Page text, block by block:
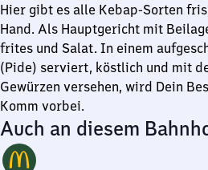
Uhr
Hier gibt es alle Kebap-Sorten
Hand. Als Hauptgericht mit
frites und Salat. In einem
(Pide) serviert, köstlich und mit
Gewürzen versehen, wird Dein
Komm vorbei.
Auch an diesem